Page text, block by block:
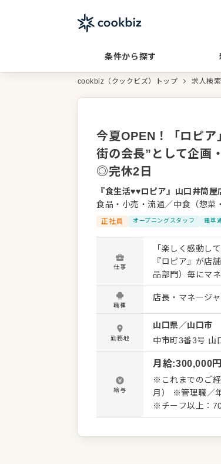
条件から探す
cookbiz（クックビズ）トップ 求人検
今夏OPEN！「ロピ
街の会長”として企画
◎完休2日
『食生活♥♥ロピア』山口井筒屋
食品・小売・流通／中食（惣菜
正社員 オープニングスタッフ 電車
仕事
「楽しく感動し
『ロピア』が店
品部門）毎にマ
通す労務・総務
レジやお客様の
SNSでの情報発
る」 という方はぜひ。 経験のある方は、さらに店舗を盛り上げる旗振
文化をつくるフ
トやSNSで“ロー
ています。 「自分の色が出せる環境で勝負したい」 「本部の方針に縛られず、商売人として成
長したい」とい
点」を当社で体感してください。 ■業務内容
ベント企画 ・広
教育・社内ルー
職種
店長・マネージャ
勤務地
山口県／山口市
中市町3番3号 山
給与
月給:300,000
※これまでのご
月） ※管理職／年2回（7月
※チーフ以上：700万円以上（平
※固定残業代35